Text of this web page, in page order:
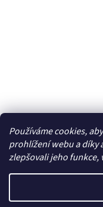
Používáme cookies,
prohlížení webu a díky
zlepšovali jeho
Sledovat